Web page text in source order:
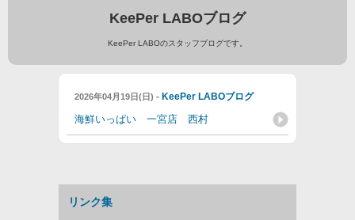
KeePer LABOブログ
KeePer LABOのスタッフブログです。
2026年04月19日(日) - KeePer LABOブログ
海鮮いっぱい 一宮店 西村
リンク集